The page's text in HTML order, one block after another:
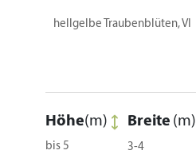
hellgelbe Traubenblüten, VI
Höhe(m)
bis 5
Breite (m)
3-4